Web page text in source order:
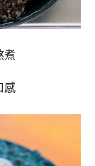
煮
感